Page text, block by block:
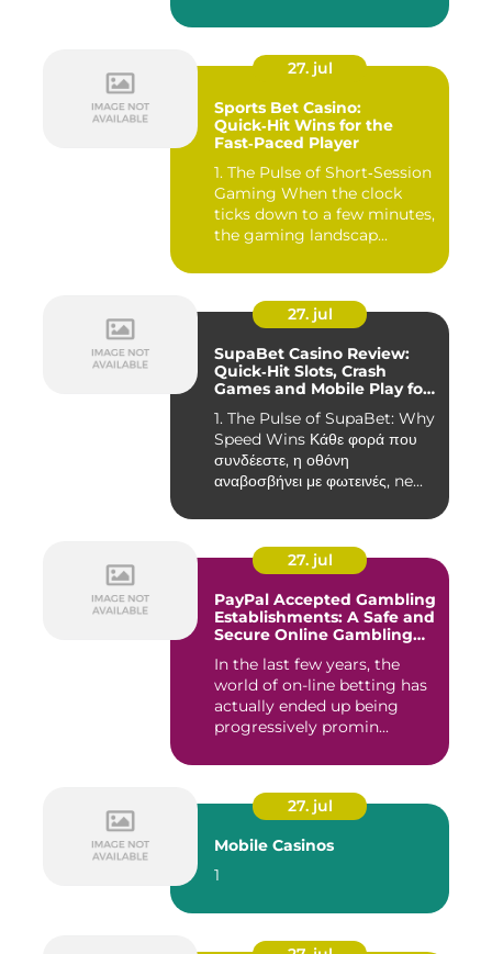
27. jul
Sports Bet Casino:
Quick‑Hit Wins for the
Fast‑Paced Player
1. The Pulse of Short‑Session
Gaming When the clock
ticks down to a few minutes,
the gaming landscap...
27. jul
SupaBet Casino Review:
Quick‑Hit Slots, Crash
Games and Mobile Play for
1. The Pulse of SupaBet: Why
Speed Wins Κάθε φορά που
συνδέεστε, η οθόνη
αναβοσβήνει με φωτεινές, ne...
27. jul
PayPal Accepted Gambling
Establishments: A Safe and
Secure Online Gambling
In the last few years, the
world of on-line betting has
actually ended up being
progressively promin...
27. jul
Mobile Casinos
1